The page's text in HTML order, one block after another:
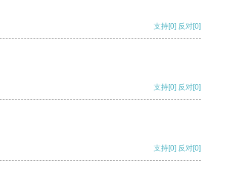
支持[0] 反对[0]
支持[0] 反对[0]
支持[0] 反对[0]